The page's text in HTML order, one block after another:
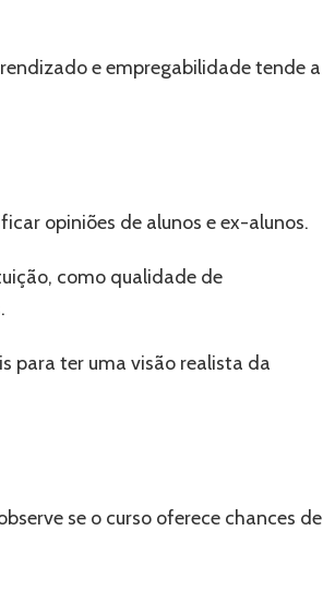
e empregabilidade tende a
opiniões de alunos e ex-alunos.
como qualidade de
para ter uma visão realista da
se o curso oferece chances de